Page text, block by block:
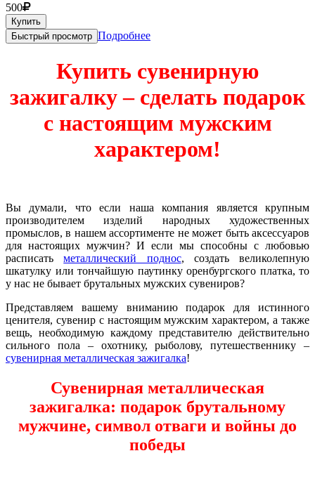
500
Купить
Быстрый просмотр Подробнее
Купить сувенирную
зажигалку – сделать подарок
с настоящим мужским
характером!
Вы думали, что если наша компания является крупным
производителем изделий народных художественных
промыслов, в нашем ассортименте не может быть аксессуаров
для настоящих мужчин? И если мы способны с любовью
расписатьметаллический поднос, создать великолепную
шкатулку или тончайшую паутинку оренбургского платка, то
у нас не бывает брутальных мужских сувениров?
Представляем вашему вниманию подарок для истинного
ценителя, сувенир с настоящим мужским характером, а также
вещь, необходимую каждому представителю действительно
сильного пола – охотнику, рыболову, путешественнику –
сувенирная металлическая зажигалка!
Сувенирная металлическая
зажигалка: подарок брутальному
мужчине, символ отваги и войны до
победы